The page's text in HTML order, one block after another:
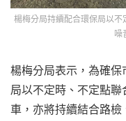
楊梅分局持續配合環保局以
噪
楊梅分局表示，為確
局以不定時、不定點
車，亦將持續結合路